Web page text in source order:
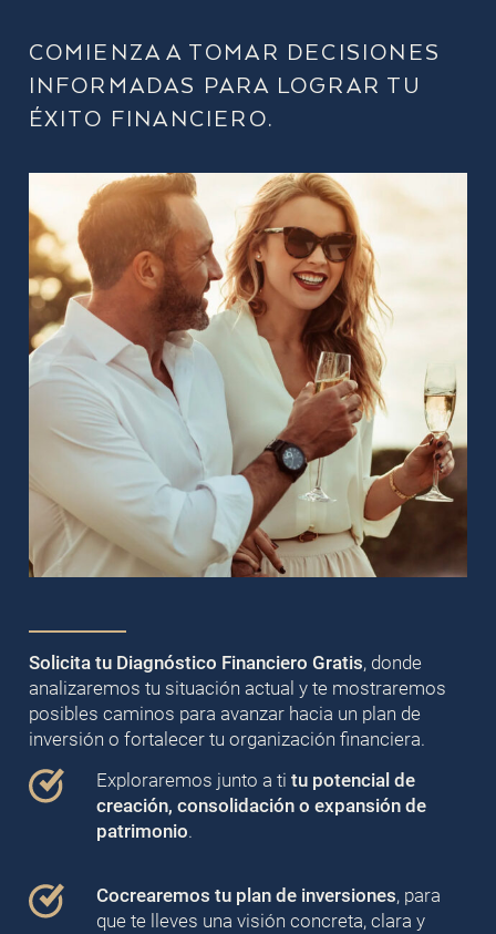
COMIENZA A TOMAR DECISIONES
INFORMADAS PARA LOGRAR TU
ÉXITO FINANCIERO.
Solicita tu Diagnóstico Financiero Gratis, donde
analizaremos tu situación actual y te mostraremos
posibles caminos para avanzar hacia un plan de
inversión o fortalecer tu organización financiera.
Exploraremos junto a ti tu potencial de
creación, consolidación o expansión de
patrimonio.
Cocrearemos tu plan de inversiones, para
que te lleves una visión concreta, clara y